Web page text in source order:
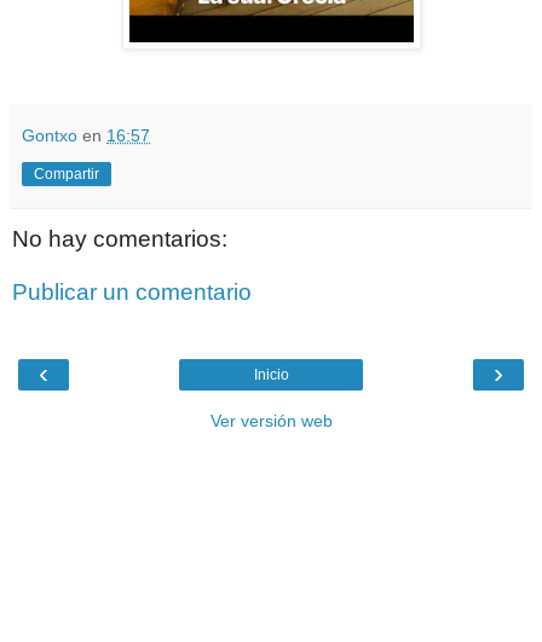
Gontxo en 16:57
Compartir
No hay comentarios:
Publicar un comentario
‹ ›
Inicio
Ver versión web